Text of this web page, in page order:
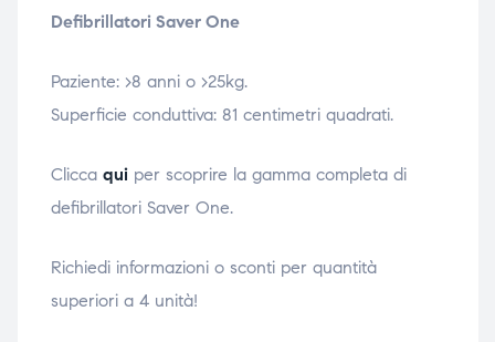
Defibrillatori Saver One
Paziente: >8 anni o >25kg.
Superficie conduttiva: 81 centimetri quadrati.
Clicca quiper scoprire la gamma completa di
defibrillatori Saver One.
Richiedi informazioni o sconti per quantità
superiori a 4 unità!